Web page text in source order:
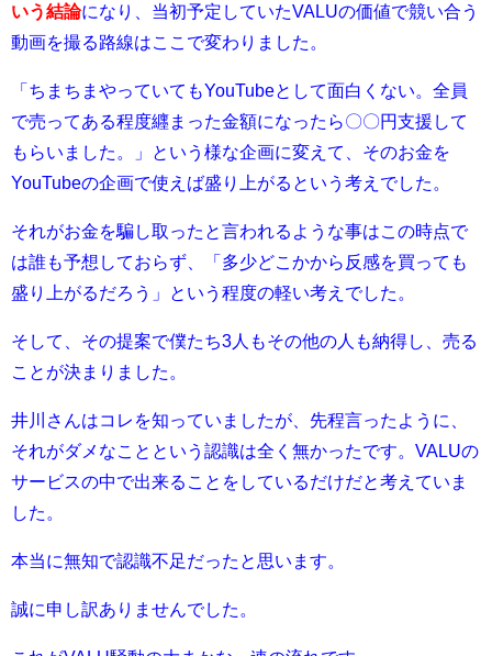
いう結論になり、当初予定していたVALUの価値で競い合う
動画を撮る路線はここで変わりました。
「 ちまちまやっていてもYouTubeとして面白くない。全員
で売ってある程度纒まった金額になったら〇〇円支援して
もらいました。
」という様な企画に変えて、そのお金を
YouTubeの企画で使えば盛り上がるという考えでした。
それがお金を騙し取ったと言われるような事はこの時点で
は誰も予想しておらず、「 多少どこかから反感を買っても
盛り上がるだろう 」という程度の軽い考えでした。
そして、その提案で僕たち3人もその他の人も納得し、売る
ことが決まりました。
井川さんはコレを知っていましたが、先程言ったように、
それがダメなことという認識は全く無かったです。VALUの
サービスの中で出来ることをしているだけだと考えていま
した。
本当に無知で認識不足だったと思います。
誠に申し訳ありませんでした。